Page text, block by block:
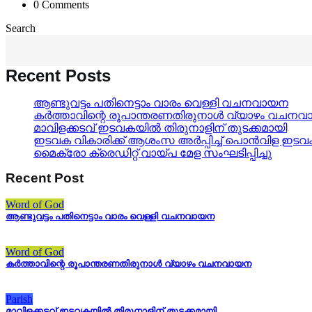
0 Comments
Search
Recent Posts
ആണ്ടുവട്ടം പതിനെട്ടാം വാരം വെള്ളി വചനവായന
കർത്താവിന്റെ രൂപാന്തരണതിരുനാൾ വ്യാഴം
മാവിളക്കടവ് ഇടവകയിൽ തിരുനാളിന് തുടക്കമായി
ഇടവക വികാരിക്ക് ആശംസ അർപ്പിച്ച് പൊൻവിള
മൈക്രോ ക്രെഡിറ്റ് വായ്പ മേള സംഘടിപ്പിച്ചു
Recent Post
Word of God
ആണ്ടുവട്ടം പതിനെട്ടാം വാരം വെള്ളി വചനവായന
Word of God
കർത്താവിന്റെ രൂപാന്തരണതിരുനാൾ വ്യാഴം വചനവായന
Parish